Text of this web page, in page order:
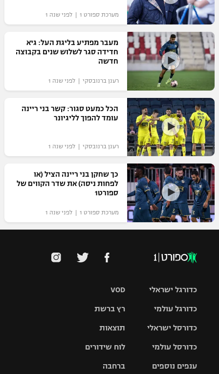
מערכת ספורט 1 | לפני שנה 1
מעבר מפתיע בליגת העל: גיא
חדידה סגר לשלוש שנים בקבוצה
חדשה
רענן ברנובסקי | לפני שנה 1
הכל כמעט סגור: קשר בני ריינה
עומד להפוך לליגיונר
רענן ברנובסקי | לפני שנה 1
כך שחקן בני ריינה הציל (או
לפחות ניסה) את שדר הקווים של
ספורט1
מערכת ספורט 1 | לפני שנה 1
VOD
רץ ברשת
תוצאות
לוח שידורים
ברחבה
כדורגל ישראלי
גביע הטוטו
כדורגל עולמי
האלופות
ליגה
כדורסל ישראלי
סל
כדורסל עולמי
ענפים נוספים